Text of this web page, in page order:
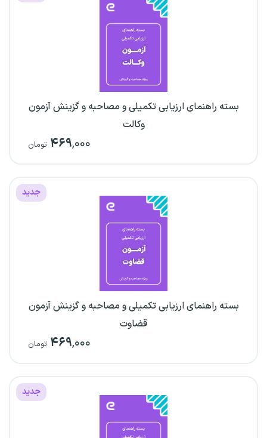
بسته راهنمای ارزیابی تکمیلی و مصاحبه و گزینش آزمون
وکالت
۴۶۹,۰۰۰ تومان
جدید
بسته راهنمای ارزیابی تکمیلی و مصاحبه و گزینش آزمون
قضاوت
۴۶۹,۰۰۰ تومان
جدید